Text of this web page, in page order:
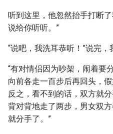
听到这里，他忽然抬手打断
说给你听听。”
“说吧，我洗耳恭听！”说完，
“有对情侣因为吵架，闹着要
向前各走一百步后再回头，
反之，看不到的话，双方就
背对背地走了两步，男女双
就分手了。”